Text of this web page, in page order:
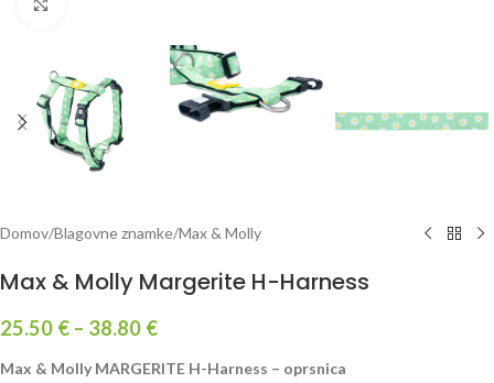
Domov/Blagovne znamke/Max & Molly
Max & Molly Margerite H-Harness
25.50 € – 38.80 €
Max & Molly MARGERITE H-Harness – oprsnica